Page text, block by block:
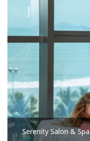
Serenity Salon & Spa